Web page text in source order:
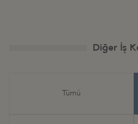
Diğer İş
Tümü